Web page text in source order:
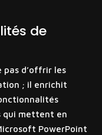
de
pas d’offrir les
; il enrichit
qui mettent en
PowerPoint